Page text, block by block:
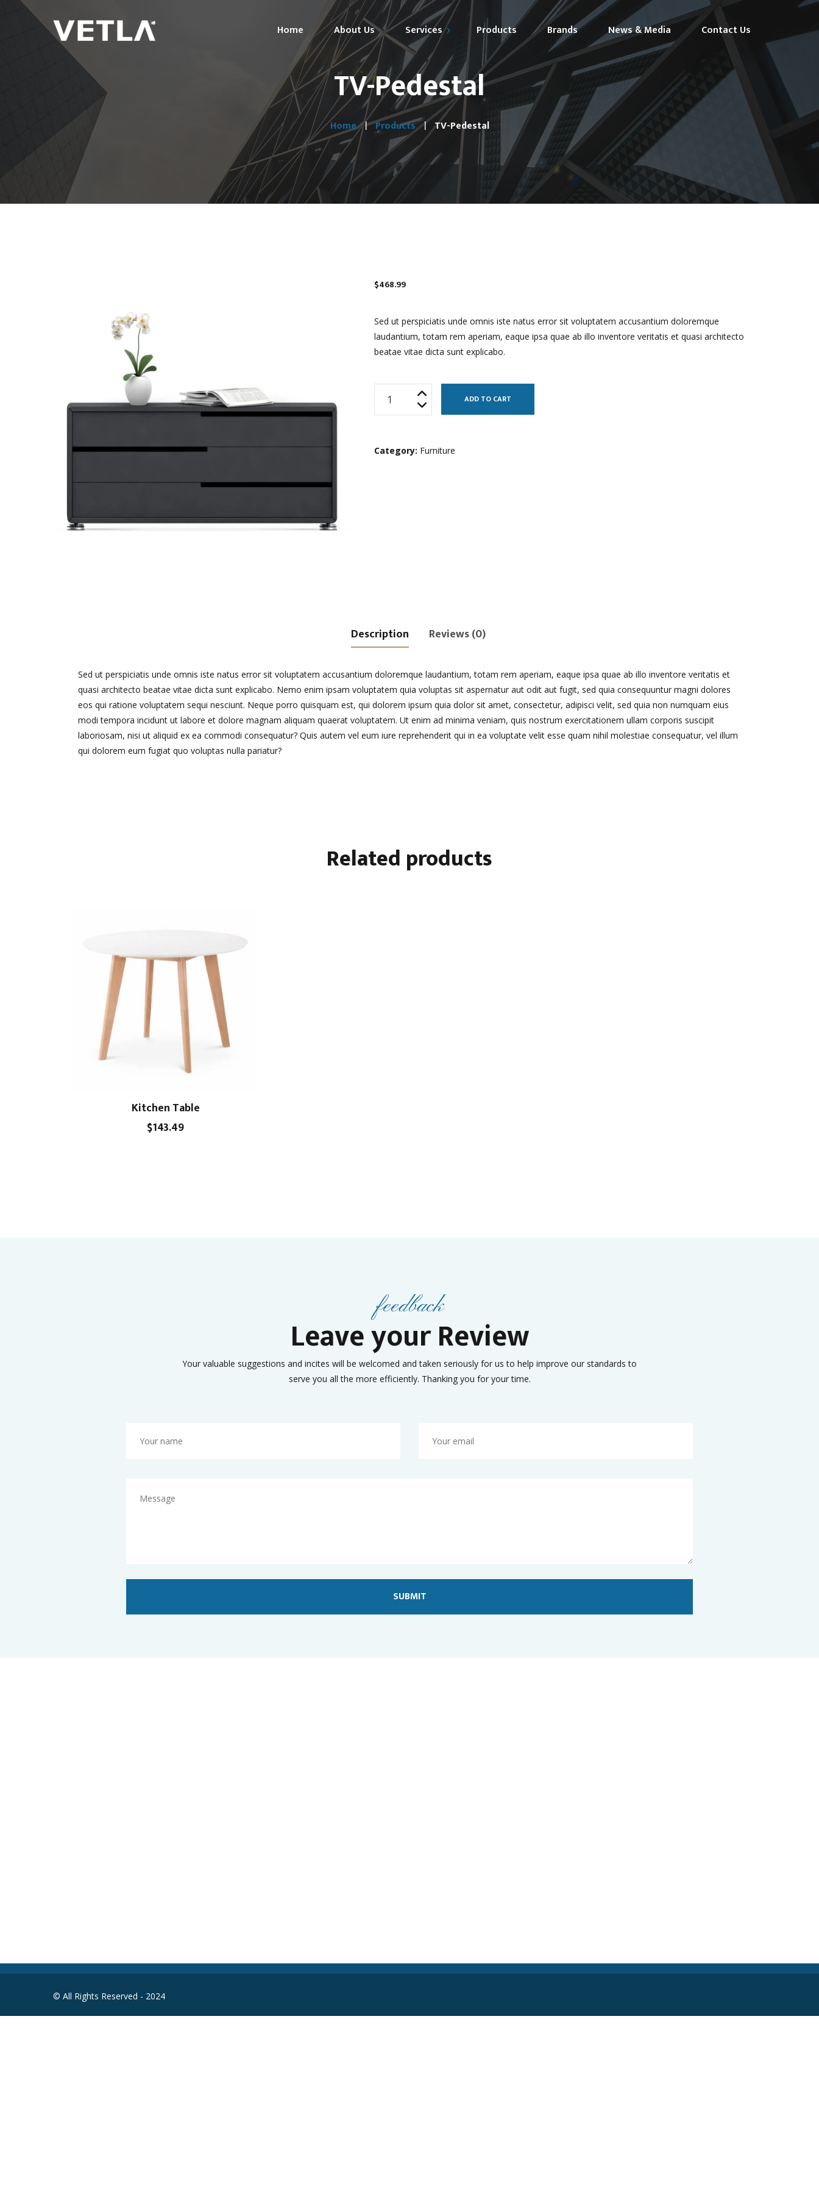
Home About Us Services
Market Expansion
Technical Support
Specification Marketing
Products Brands News & Media Contact Us
TV-Pedestal
Home Products TV-Pedestal
$468.99
Sed ut perspiciatis unde omnis iste natus error sit voluptatem accusantium doloremque
laudantium, totam rem aperiam, eaque ipsa quae ab illo inventore veritatis et quasi architecto
beatae vitae dicta sunt explicabo.
Pedestal
ADD TO CART
Category: Furniture
Description Reviews (0)
Sed ut perspiciatis unde omnis iste natus error sit voluptatem accusantium doloremque laudantium, totam rem aperiam, eaque ipsa quae ab illo inventore veritatis et
quasi architecto beatae vitae dicta sunt explicabo. Nemo enim ipsam voluptatem quia voluptas sit aspernatur aut odit aut fugit, sed quia consequuntur magni dolores
eos qui ratione voluptatem sequi nesciunt. Neque porro quisquam est, qui dolorem ipsum quia dolor sit amet, consectetur, adipisci velit, sed quia non numquam eius
modi tempora incidunt ut labore et dolore magnam aliquam quaerat voluptatem. Ut enim ad minima veniam, quis nostrum exercitationem ullam corporis suscipit
laboriosam, nisi ut aliquid ex ea commodi consequatur? Quis autem vel eum iure reprehenderit qui in ea voluptate velit esse quam nihil molestiae consequatur, vel illum
qui dolorem eum fugiat quo voluptas nulla pariatur?
Related products
Kitchen Table
$143.49
feedback
Leave your Review
Your valuable suggestions and incites will be welcomed and taken seriously for us to help improve our standards to
serve you all the more efficiently. Thanking you for your time.
© All Rights Reserved - 2024